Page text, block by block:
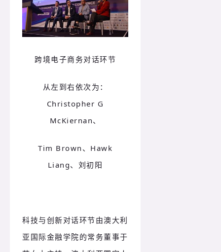
跨境电子商务对话环节
从左到右依次为：
Christopher G
McKiernan、
Tim Brown、Hawk
Liang、刘初阳
科技与创新对话环节由澳大利
亚国际金融学院的常务董事于